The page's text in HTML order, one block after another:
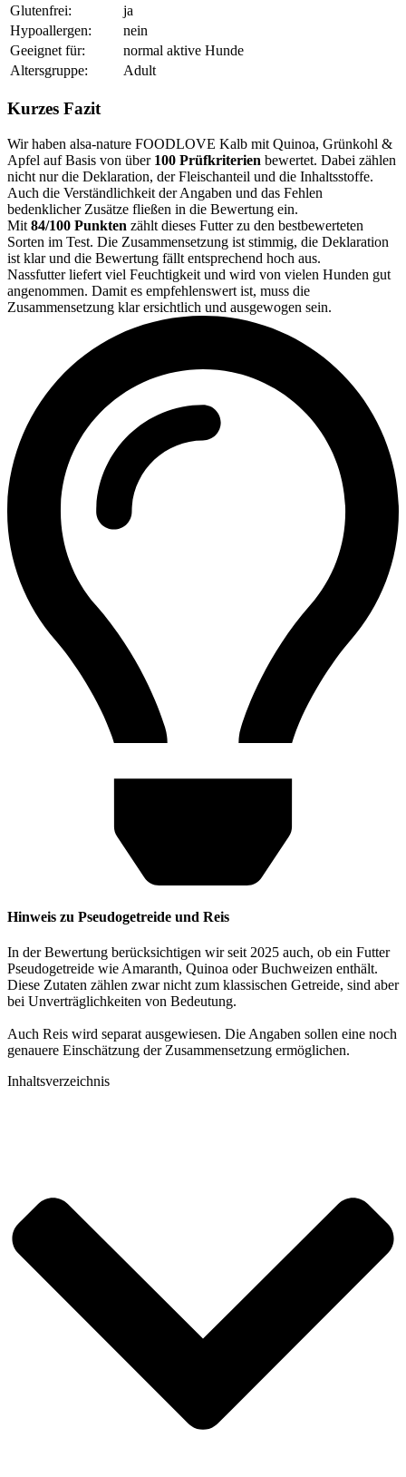
Glutenfrei:
ja
Hypoallergen:
nein
Geeignet für:
normal aktive Hunde
Altersgruppe:
Adult
Kurzes Fazit
Wir haben alsa-nature FOODLOVE Kalb mit Quinoa, Grünkohl &
Apfel auf Basis von über 100 Prüfkriterien bewertet. Dabei zählen
nicht nur die Deklaration, der Fleischanteil und die Inhaltsstoffe.
Auch die Verständlichkeit der Angaben und das Fehlen
bedenklicher Zusätze fließen in die Bewertung ein.
Mit 84/100 Punkten zählt dieses Futter zu den bestbewerteten
Sorten im Test. Die Zusammensetzung ist stimmig, die Deklaration
ist klar und die Bewertung fällt entsprechend hoch aus.
Nassfutter liefert viel Feuchtigkeit und wird von vielen Hunden gut
angenommen. Damit es empfehlenswert ist, muss die
Zusammensetzung klar ersichtlich und ausgewogen sein.
Hinweis zu Pseudogetreide und Reis
In der Bewertung berücksichtigen wir seit 2025 auch, ob ein Futter
Pseudogetreide wie Amaranth, Quinoa oder Buchweizen enthält.
Diese Zutaten zählen zwar nicht zum klassischen Getreide, sind aber
bei Unverträglichkeiten von Bedeutung.
Auch Reis wird separat ausgewiesen. Die Angaben sollen eine noch
genauere Einschätzung der Zusammensetzung ermöglichen.
Inhaltsverzeichnis​